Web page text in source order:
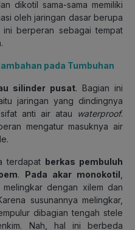
dikotil sama-sama memiliki
oleh jaringan dasar berupa
ini berperan sebagai tempat
pada Tumbuhan
silinder pusat. Bagian ini
jaringan yang dindingnya
anti air atau
waterproof.
mengatur masuknya air
terdapat berkas pembuluh
. Pada akar monokotil
dengan xilem dan
susunannya melingkar,
dibagian tengah stele
Nah, hal ini berbeda